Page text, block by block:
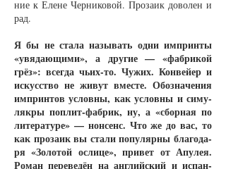
ние к Еле­не Чер­ни­ко­вой. Про­за­ик до­во­лен и
рад.
Я бы не ста­ла на­зы­вать од­ни им­прин­ты
«увя­да­ю­щи­ми», а дру­гие — «фаб­ри­кой
грёз»: всег­да чьих-то. Чу­жих. Кон­вей­ер и
ис­кус­ст­во не жи­вут вмес­те. Обо­зна­че­ния
им­прин­тов услов­ны, как услов­ны и си­му­
ляк­ры по­плит-фаб­рик, ну, а «сбор­ная по
ли­те­ра­ту­ре» — нон­сенс. Что же до вас, то
как про­за­ик вы ста­ли по­пу­ляр­ны бла­го­да­
ря «Зо­ло­той ос­ли­це», при­вет от Апу­лея.
Ро­ман пе­ре­ве­дён на ан­глий­ский и ис­пан­